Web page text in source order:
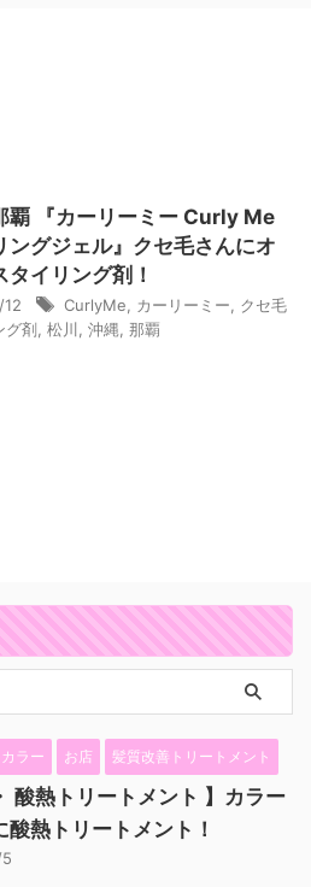
覇 『カーリーミー Curly Me
ングジェル』クセ毛さんにオ
タイリング剤！
12 CurlyMe カーリーミー
クセ毛
グ剤 松川 沖縄 那覇
ラー お店 髪質改善トリートメント
酸熱トリートメント 】カラー
酸熱トリートメント！